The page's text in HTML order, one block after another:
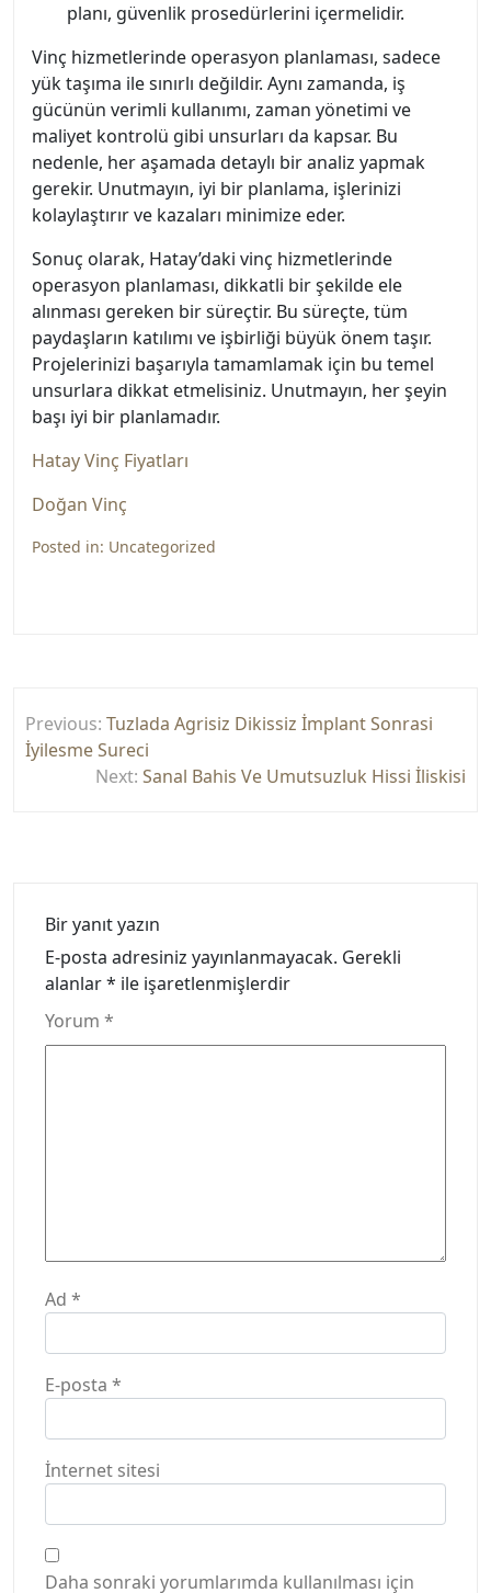
planı, güvenlik prosedürlerini içermelidir.
Vinç hizmetlerinde operasyon planlaması, sadece
yük taşıma ile sınırlı değildir. Aynı zamanda, iş
gücünün verimli kullanımı, zaman yönetimi ve
maliyet kontrolü gibi unsurları da kapsar. Bu
nedenle, her aşamada detaylı bir analiz yapmak
gerekir. Unutmayın, iyi bir planlama, işlerinizi
kolaylaştırır ve kazaları minimize eder.
Sonuç olarak, Hatay’daki vinç hizmetlerinde
operasyon planlaması, dikkatli bir şekilde ele
alınması gereken bir süreçtir. Bu süreçte, tüm
paydaşların katılımı ve işbirliği büyük önem taşır.
Projelerinizi başarıyla tamamlamak için bu temel
unsurlara dikkat etmelisiniz. Unutmayın, her şeyin
başı iyi bir planlamadır.
Hatay Vinç Fiyatları
Doğan Vinç
Posted in: Uncategorized
gezinmesi
Previous: Tuzlada Agrisiz Dikissiz İmplant Sonrasi
İyilesme Sureci
Next: Sanal Bahis Ve Umutsuzluk Hissi İliskisi
Bir yanıt yazın
E-posta adresiniz yayınlanmayacak. Gerekli
alanlar* ile işaretlenmişlerdir
Yorum *
Ad *
E-posta *
İnternet sitesi
Daha sonraki yorumlarımda kullanılması için